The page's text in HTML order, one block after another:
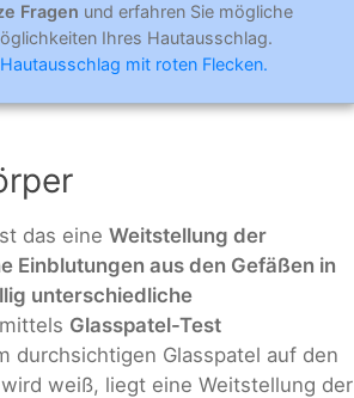
Fragen und erfahren Sie mögliche
Ihres Hautausschlag.
mit roten Flecken.
das eine Weitstellung der
Einblutungen aus den Gefäßen in
unterschiedliche
Glasspatel-Test
durchsichtigen Glasspatel auf den
weiß, liegt eine Weitstellung der